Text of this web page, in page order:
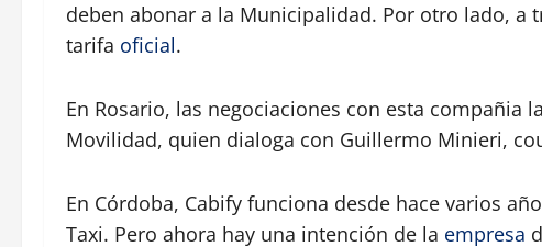
deben abonar a la Municipalidad. Por otro lado, a
tarifa oficial.
En Rosario, las negociaciones con esta compañia
Movilidad, quien dialoga con Guillermo Minieri,
En Córdoba, Cabify funciona desde hace varios
Taxi. Pero ahora hay una intención de la empresa